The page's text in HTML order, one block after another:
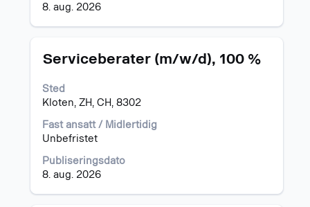
8. aug. 2026
jobbinformasjonen.
Tittel
Serviceberater (m/w/d), 100 %
Sted
Kloten, ZH, CH, 8302
Fast ansatt / Midlertidig
Unbefristet
Publiseringsdato
8. aug. 2026
Velg
mellomromstasten
for
vise
det
innholdet
i
jobbinformasjonen.